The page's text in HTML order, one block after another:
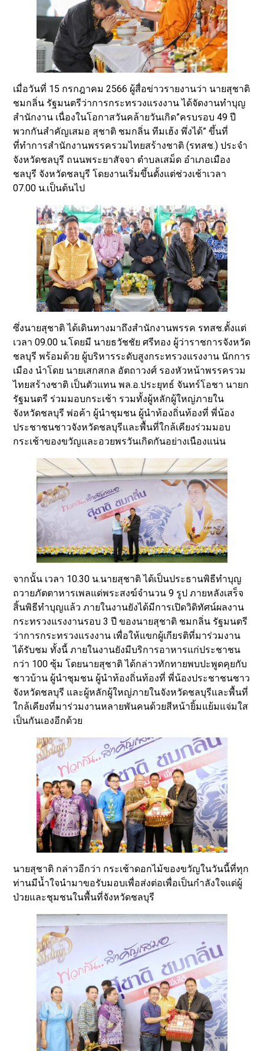
เมื่อวันที่ 15 กรกฎาคม 2566 ผู้สื่อข่าวรายงานว่า นายสุชาติ
ชมกลิ่น รัฐมนตรีว่าการกระทรวงแรงงาน ได้จัดงานทำบุญ
สำนักงาน เนื่องในโอกาสวันคล้ายวันเกิด”ครบรอบ 49 ปี
พวกกันสำคัญเสมอ สุชาติ ชมกลิ่น ทีมเฮ้ง พึ่งได้” ขึ้นที่
ที่ทำการสำนักงานพรรครวมไทยสร้างชาติ (รทสช.) ประจำ
จังหวัดชลบุรี ถนนพระยาสัจจา ตำบลเสม็ด อำเภอเมือง
ชลบุรี จังหวัดชลบุรี โดยงานเริ่มขึ้นตั้งแต่ช่วงเช้าเวลา
07.00 น.เป็นต้นไป
ซึ่งนายสุชาติ ได้เดินทางมาถึงสำนักงานพรรค รทสช.ตั้งแต่
เวลา 09.00 น.โดยมี นายธวัชชัย ศรีทอง ผู้ว่าราชการจังหวัด
ชลบุรี พร้อมด้วย ผู้บริหารระดับสูงกระทรวงแรงงาน นักการ
เมือง นำโดย นายเสกสกล อัตถาวงศ์ รองหัวหน้าพรรครวม
ไทยสร้างชาติ เป็นตัวแทน พล.อ.ประยุทธ์ จันทร์โอชา นายก
รัฐมนตรี ร่วมมอบกระเช้า รวมทั้งผู้หลักผู้ใหญ่ภายใน
จังหวัดชลบุรี พ่อค้า ผู้นำชุมชน ผู้นำท้องถิ่นท้องที่ พี่น้อง
ประชาชนชาวจังหวัดชลบุรีและพื้นที่ใกล้เคียงร่วมมอบ
กระเช้าของขวัญและอวยพรวันเกิดกันอย่างเนืองแน่น
จากนั้น เวลา 10.30 น.นายสุชาติ ได้เป็นประธานพิธีทำบุญ
ถวายภัตตาหารเพลแด่พระสงฆ์จำนวน 9 รูป ภายหลังเสร็จ
สิ้นพิธีทำบุญแล้ว ภายในงานยังได้มีการเปิดวิดิทัศน์ผลงาน
กระทรวงแรงงานรอบ 3 ปี ของนายสุชาติ ชมกลิ่น รัฐมนตรี
ว่าการกระทรวงแรงงาน เพื่อให้แขกผู้เกียรติที่มาร่วมงาน
ได้รับชม ทั้งนี้ ภายในงานยังมีบริการอาหารแก่ประชาชน
กว่า 100 ซุ้ม โดยนายสุชาติ ได้กล่าวทักทายพบปะพูดคุยกับ
ชาวบ้าน ผู้นำชุมชน ผู้นำท้องถิ่นท้องที่ พี่น้องประชาชนชาว
จังหวัดชลบุรี และผู้หลักผู้ใหญ่ภายในจังหวัดชลบุรีและพื้นที่
ใกล้เคียงที่มาร่วมงานหลายพันคนด้วยสีหน้ายิ้มแย้มแจ่มใส
เป็นกันเองอีกด้วย
นายสุชาติ กล่าวอีกว่า กระเช้าดอกไม้ของขวัญในวันนี้ที่ทุก
ท่านมีน้ำใจนำมาขอรับมอบเพื่อส่งต่อเพื่อเป็นกำลังใจแด่ผู้
ป่วยและชุมชนในพื้นที่จังหวัดชลบุรี